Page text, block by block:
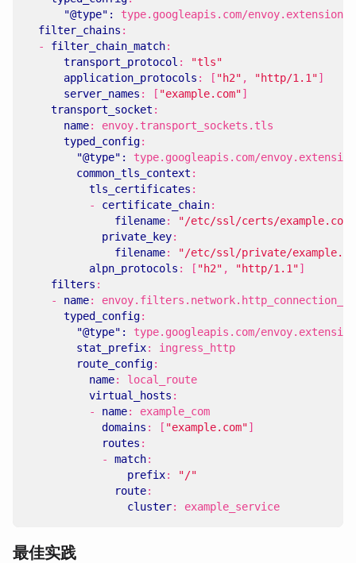
"@type": type.googleapis.com/
filter_chains :
- filter_chain_match:
transport_protocol :
"tls"
application_protocols : [ "h2" , "http/1.1"]
server_names : [ "example.com"]
transport_socket :
name:
envoy.transport_sockets.tls
typed_config:
"@type": type.googleapis.com/
common_tls_context :
tls_certificates :
- certificate_chain:
filename:
"/etc/ssl/certs/
private_key:
filename:
"/etc/ssl/private/
alpn_protocols : [ "h2" , "http/1.1"]
filters :
- name:
typed_config:
"@type": type.googleapis.com/
stat_prefix:
ingress_http
route_config:
name:
local_route
virtual_hosts :
- name:
example_com
domains : [ "example.com"]
routes :
- match:
prefix:
"/"
route:
cluster: example_service
最佳实践